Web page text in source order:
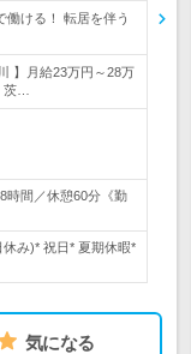
働ける！ 転居を伴う
】月給23万円～28万
茨…
時間／休憩60分《勤
み)* 祝日* 夏期休暇*
気になる